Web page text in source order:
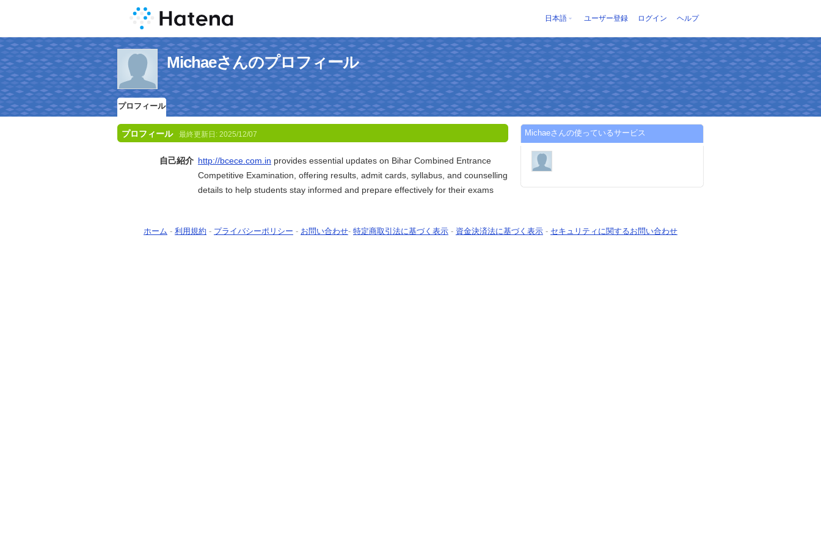
日本語 ユーザー登録 ログイン ヘルプ
Michaeさんのプロフィール
プロフィール
プロフィール 最終更新日: 2025/12/07
自己紹介 http://bcece.com.in provides essential updates on Bihar Combined Entrance
Competitive Examination, offering results, admit cards, syllabus, and counselling
details to help students stay informed and prepare effectively for their exams
Michaeさんの使っているサービス
ホーム - 利用規約 - プライバシーポリシー - お問い合わせ- 特定商取引法に基づく表示 - 資金決済法に基づく表示 - セキュリティに関するお問い合わせ